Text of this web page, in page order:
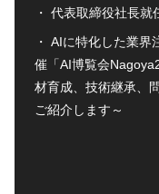
代表取締役社長就
AIに特化した業界
催「AI博覧会
材育成、技術継承、
ご紹介します～